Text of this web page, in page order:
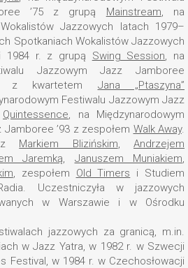
’75 z grupą Mainstream, na
Jazzowych latach 1979–
Spotkaniach Wokalistów Jazzowych
1984 r. z grupą Swing Session, na
Jazzowym Jazz Jamboree
z kwartetem Jana „Ptaszyna”
Festiwalu Jazzowym Jazz
Quintessence, na Międzynarodowym
’93 z zespołem Walk Away.
z Markiem Blizińskim,Andrzejem
Jaremką, Januszem Muniakiem,
, zespołem Old Timers i Studiem
Uczestniczyła w jazzowych
w Warszawie i w Ośrodku
jazzowych za granicą, m.in.
w Jazz Yatra, w 1982 r. w Szwecji
Festival, w 1984 r. w Czechosłowacji